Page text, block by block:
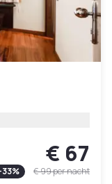
€ 67
33% € 99per nacht